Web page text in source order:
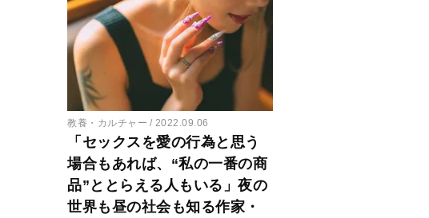
教養・カルチャー 2022.09.06
「セックスを愛の行為と思う
場合もあれば、“私の一番の商
品”ととらえる人もいる」夜の
世界も昼の社会も知る作家・